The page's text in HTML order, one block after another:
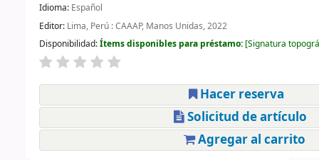
Idioma: Español
Editor: Lima, Perú : CAAAP, Manos Unidas, 2022
Disponibilidad:Ítems disponibles para préstamo: Signatura
Hacer reserva
Solicitud de artículo
Agregar al carrito